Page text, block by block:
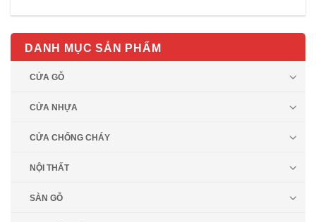
DANH MỤC SẢN PHẨM
CỬA GỖ
CỬA NHỰA
CỬA CHỐNG CHÁY
NỘI THẤT
SÀN GỖ